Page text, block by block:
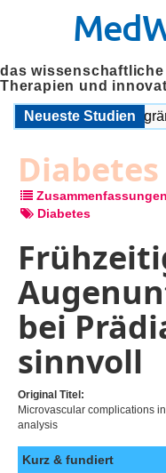
das
Therapien und
Neueste Studien
COPD und Migräne
Diabetes
Zusammenfassungen
Diabetes
bei
sinnvoll
Original Titel:
Microvascular complications
analysis
Kurz & fundiert